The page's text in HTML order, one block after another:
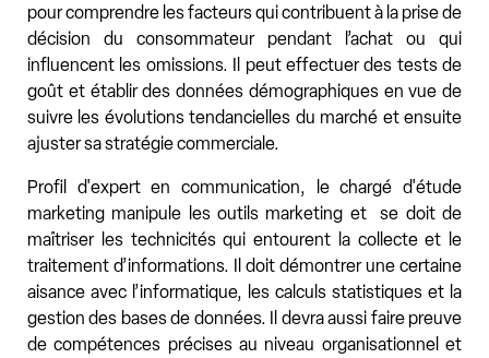
pour comprendre les facteurs qui contribuent à la prise de
décision du consommateur pendant l’achat ou qui
influencent les omissions. Il peut effectuer des tests de
goût et établir des données démographiques en vue de
suivre les évolutions tendancielles du marché et ensuite
ajuster sa stratégie commerciale.
Profil d'expert en communication, le chargé d'étude
marketing manipule les outils marketing et se doit de
maîtriser les technicités qui entourent la collecte et le
traitement d’informations. Il doit démontrer une certaine
aisance avec l’informatique, les calculs statistiques et la
gestion des bases de données. Il devra aussi faire preuve
de compétences précises au niveau organisationnel et